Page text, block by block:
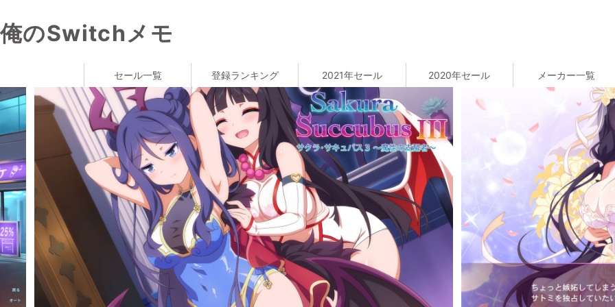
俺のSwitchメモ
セール一覧 登録ランキング 2021年セール 2020年セール メーカー一覧